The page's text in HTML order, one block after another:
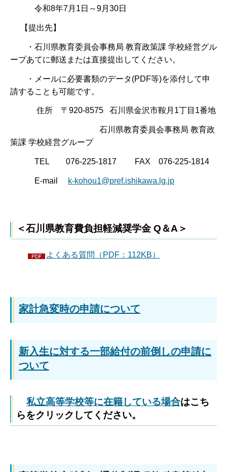
令和8年7月1日～9月30日
【提出先】
・石川県教育委員会事務局 教育政策課 学校経営グル
ープあてに郵送または直接提出してください。
・メールに必要書類のデータ(PDF等)を添付して申
請することも可能です。
住所 〒920-8575 石川県金沢市鞍月1丁目1番地
石川県教育委員会事務局 教育政
策課 学校経営グループ
TEL 076-225-1817 FAX 076-225-1814
E-mail k-kohou1@pref.ishikawa.lg.jp
＜石川県教育費負担軽減奨学金 Q＆A＞
よくある質問（PDF：112KB）
家計急変時の申請について
新入生に対する一部給付の前倒しの申請に
ついて
私立高等学校等に在籍している場合はこち
らをクリックしてください。